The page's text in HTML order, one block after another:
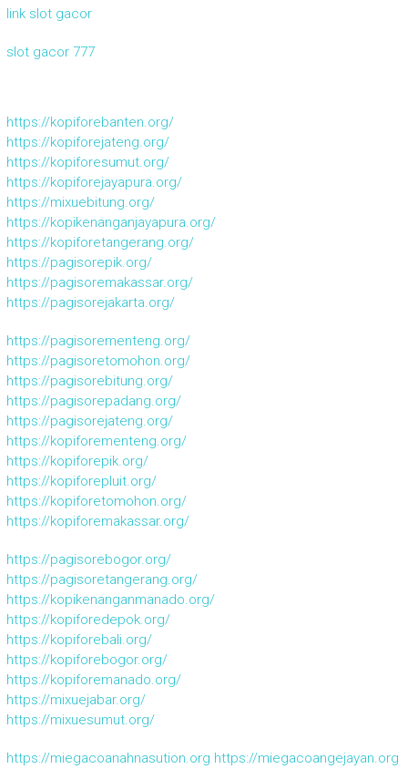
link slot gacor
slot gacor 777
https://kopiforebanten.org/
https://kopiforejateng.org/
https://kopiforesumut.org/
https://kopiforejayapura.org/
https://mixuebitung.org/
https://kopikenanganjayapura.org/
https://kopiforetangerang.org/
https://pagisorepik.org/
https://pagisoremakassar.org/
https://pagisorejakarta.org/
https://pagisorementeng.org/
https://pagisoretomohon.org/
https://pagisorebitung.org/
https://pagisorepadang.org/
https://pagisorejateng.org/
https://kopiforementeng.org/
https://kopiforepik.org/
https://kopiforepluit.org/
https://kopiforetomohon.org/
https://kopiforemakassar.org/
https://pagisorebogor.org/
https://pagisoretangerang.org/
https://kopikenanganmanado.org/
https://kopiforedepok.org/
https://kopiforebali.org/
https://kopiforebogor.org/
https://kopiforemanado.org/
https://mixuejabar.org/
https://mixuesumut.org/
https://miegacoanahnasution.org https://miegacoangejayan.org